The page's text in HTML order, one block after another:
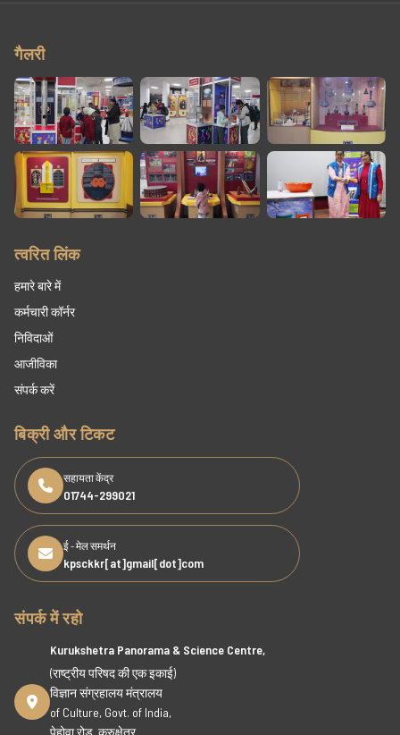
गैलरी
त्वरित लिंक
हमारे बारे में
कर्मचारी कॉर्नर
निविदाओं
आजीविका
संपर्क करें
बिक्री और टिकट
सहायता केंद्र
01744-299021
ई - मेल समर्थन
kpsckkr[at]gmail[dot]com
संपर्क में रहो
Kurukshetra Panorama & Science Centre,
(राष्ट्रीय परिषद की एक इकाई)
विज्ञान संग्रहालय मंत्रालय
of Culture, Govt. of India,